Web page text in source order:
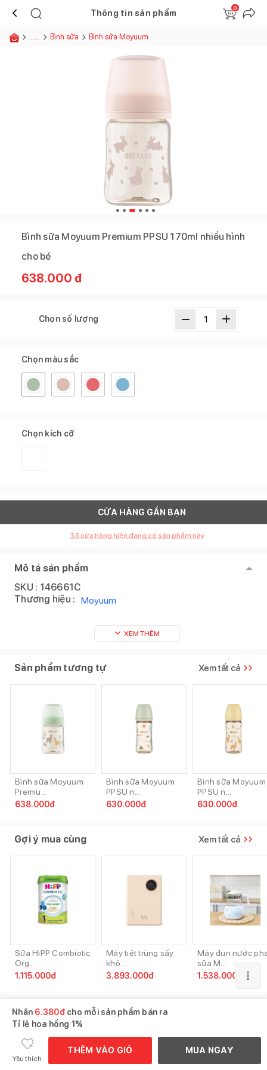
Thông tin sản phẩm
0
...... Bình sữa Bình sữa Moyuum
Bình sữa Moyuum Premium PPSU 170ml nhiều hình
cho bé
638.000 đ
Chọn số lượng
Chọn màu sắc
Chọn kích cỡ
CỬA HÀNG GẦN BẠN
33 cửa hàng hiện đang có sản phẩm này
Mô tả sản phẩm
SKU : 146661C
Thương hiệu : Moyuum
XEM THÊM
Sản phẩm tương tự Xem tất cả
Bình sữa Moyuum
Premiu...
638.000đ
Bình sữa Moyuum
PPSU n...
630.000đ
Bình sữa Moyuum
PPSU n...
630.000đ
Gợi ý mua cùng Xem tất cả
Sữa HiPP Combiotic
Org...
1.115.000đ
Máy tiệt trùng sấy
khô...
3.893.000đ
Máy đun nước
sữa M...
1.538.000
Nhận 6.380đcho mỗi sản phẩm bán ra
Tỉ lệ hoa hồng 1%
Yêu thích
THÊM VÀO GIỎ MUA NGAY